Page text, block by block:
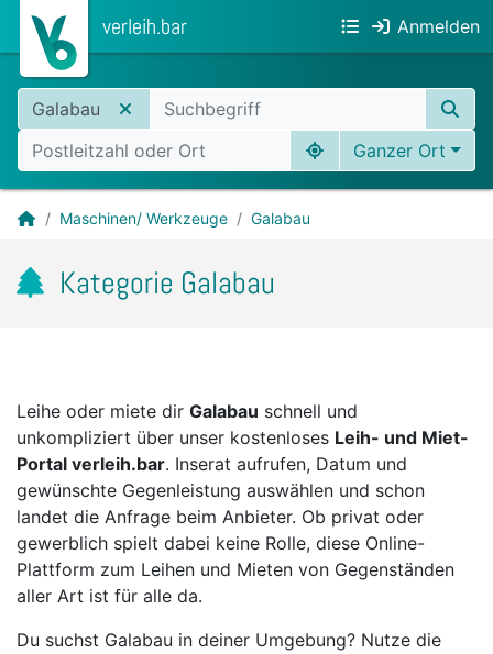
verleih.bar Anmelden
Galabau
Ganzer Ort
Maschinen/ Werkzeuge Galabau
Kategorie Galabau
Leihe oder miete dir Galabau schnell und
unkompliziert über unser kostenloses Leih- und Miet-
Portal verleih.bar. Inserat aufrufen, Datum und
gewünschte Gegenleistung auswählen und schon
landet die Anfrage beim Anbieter. Ob privat oder
gewerblich spielt dabei keine Rolle, diese Online-
Plattform zum Leihen und Mieten von Gegenständen
aller Art ist für alle da.
Du suchst Galabau in deiner Umgebung? Nutze die